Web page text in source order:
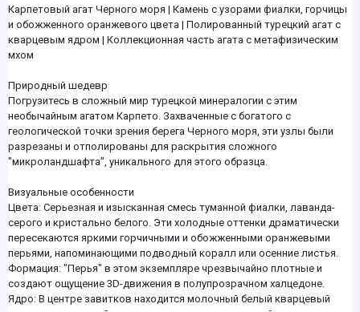
Карпетовый агат Черного моря | Камень с узорами фиалки, горчицы
и обожженного оранжевого цвета | Полированный турецкий агат с
кварцевым ядром | Коллекционная часть агата с метафизическим
мхом
Природный шедевр
Погрузитесь в сложный мир турецкой минералогии с этим
необычайным агатом Карпето. Захваченные с богатого с
геологической точки зрения берега Черного моря, эти узлы были
разрезаны и отполированы для раскрытия сложного
"микроландшафта", уникального для этого образца.
Визуальные особенности
Цвета: Серьезная и изысканная смесь туманной фиалки, лаванда-
серого и кристально белого. Эти холодные оттенки драматически
пересекаются яркими горчичными и обожженными оранжевыми
перьями, напоминающими подводный коралл или осенние листья.
Формация: "Перья" в этом экземпляре чрезвычайно плотные и
создают ощущение 3D-движения в полупрозрачном халцедоне.
Ядро: В центре завитков находится молочный белый кварцевый